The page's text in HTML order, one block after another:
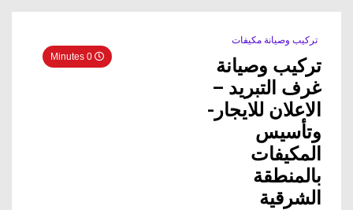
تركيب وصيانة مكيفات
تركيب وصيانة
غرف التبريد –
الاعلان للايجار-
وتأسيس
المكيفات
بالمنطقة
الشرقية